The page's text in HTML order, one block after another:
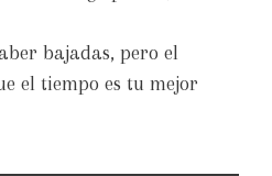
bajadas, pero el
el tiempo es tu mejor